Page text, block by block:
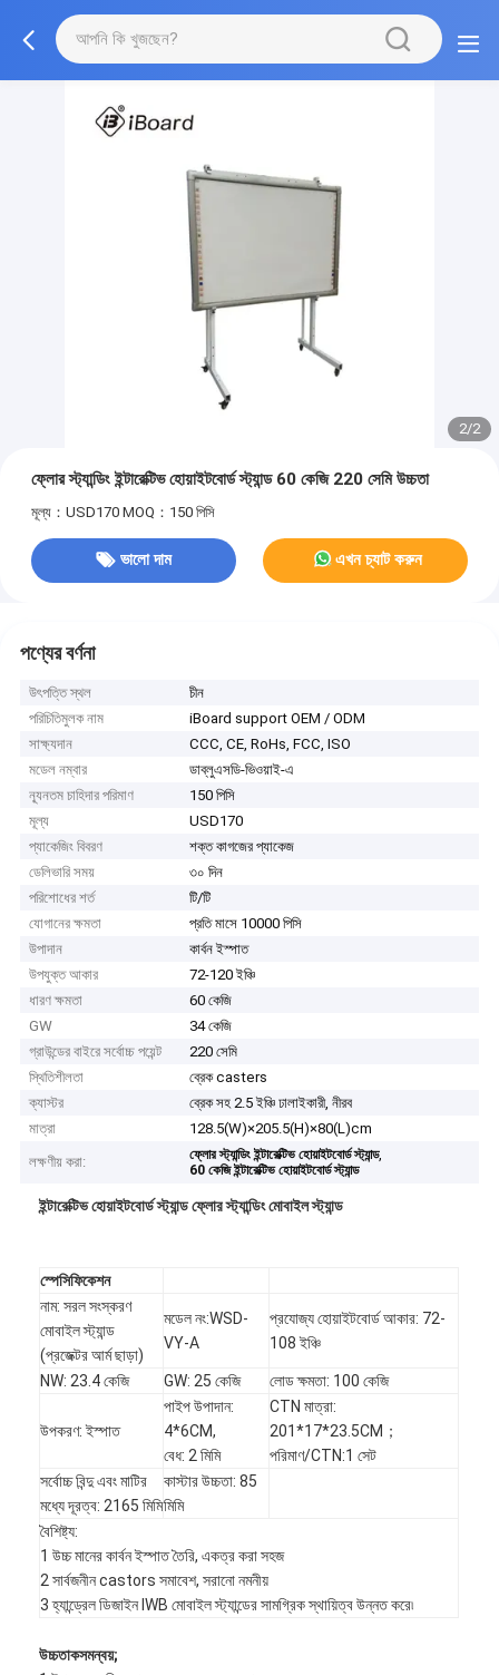
2/2
ফ্লোর স্ট্যান্ডিং ইন্টারেক্টিভ হোয়াইটবোর্ড স্ট্যান্ড 60 কেজি 220 সেমি উচ্চতা
মূল্য：USD170 MOQ：150 পিসি
ভালো দাম এখন চ্যাট করুন
পণ্যের বর্ণনা
উৎপত্তি স্থল
চীন
পরিচিতিমুলক নাম
iBoard support OEM / ODM
সাক্ষ্যদান
CCC, CE, RoHs, FCC, ISO
মডেল নম্বার
ডাব্লুএসডি-ভিওয়াই-এ
ন্যূনতম চাহিদার পরিমাণ
150 পিসি
মূল্য
USD170
প্যাকেজিং বিবরণ
শক্ত কাগজের প্যাকেজ
ডেলিভারি সময়
৩০ দিন
পরিশোধের শর্ত
টি/টি
যোগানের ক্ষমতা
প্রতি মাসে 10000 পিসি
উপাদান
কার্বন ইস্পাত
উপযুক্ত আকার
72-120 ইঞ্চি
ধারণ ক্ষমতা
60 কেজি
GW
34 কেজি
গ্রাউন্ডের বাইরে সর্বোচ্চ পয়েন্ট
220 সেমি
স্থিতিশীলতা
ব্রেক casters
ক্যাস্টর
ব্রেক সহ 2.5 ইঞ্চি ঢালাইকারী, নীরব
মাত্রা
128.5(W)×205.5(H)×80(L)cm
লক্ষণীয় করা:
ফ্লোর স্ট্যান্ডিং ইন্টারেক্টিভ হোয়াইটবোর্ড স্ট্যান্ড,
60 কেজি ইন্টারেক্টিভ হোয়াইটবোর্ড স্ট্যান্ড
ইন্টারেক্টিভ হোয়াইটবোর্ড স্ট্যান্ড ফ্লোর স্ট্যান্ডিং মোবাইল স্ট্যান্ড
স্পেসিফিকেশন
নাম: সরল সংস্করণ
মোবাইল স্ট্যান্ড
(প্রজেক্টর আর্ম ছাড়া)
মডেল নং:WSD-
VY-A
প্রযোজ্য হোয়াইটবোর্ড আকার: 72-
108 ইঞ্চি
NW: 23.4 কেজি GW: 25 কেজি লোড ক্ষমতা: 100 কেজি
উপকরণ: ইস্পাত
পাইপ উপাদান:
4*6CM,
বেধ: 2 মিমি
CTN মাত্রা:
201*17*23.5CM；
পরিমাণ/CTN:1 সেট
সর্বোচ্চ বিন্দু এবং মাটির
মধ্যে দূরত্ব: 2165 মিমি
কাস্টার উচ্চতা: 85
মিমি
বৈশিষ্ট্য:
1 উচ্চ মানের কার্বন ইস্পাত তৈরি, একত্র করা সহজ
2 সার্বজনীন castors সমাবেশ, সরানো নমনীয়
3 হ্যান্ড্রেল ডিজাইন IWB মোবাইল স্ট্যান্ডের সামগ্রিক স্থায়িত্ব উন্নত করে৷
উচ্চতাকসমন্বয়;